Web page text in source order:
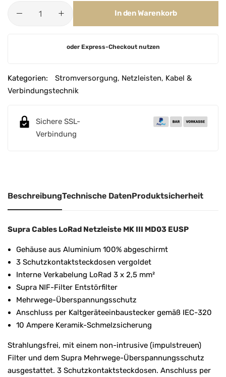
In den Warenkorb
e
r
oder Express-Checkout nutzen
Kategorien: Stromversorgung, Netzleisten, Kabel &
Verbindungstechnik
Sichere SSL-
Verbindung
BeschreibungTechnische DatenProduktsicherheit
Supra Cables LoRad Netzleiste MK III MD03 EUSP
Gehäuse aus Aluminium 100% abgeschirmt
3 Schutzkontaktsteckdosen vergoldet
Interne Verkabelung LoRad 3 x 2,5 mm²
Supra NIF-Filter Entstörfilter
Mehrwege-Überspannungsschutz
Anschluss per Kaltgeräteeinbaustecker gemäß IEC-320
10 Ampere Keramik-Schmelzsicherung
Strahlungsfrei, mit einem non-intrusive (impulstreuen)
Filter und dem Supra Mehrwege-Überspannungsschutz
ausgestattet. 3 Schutzkontaktsteckdosen. Anschluss per